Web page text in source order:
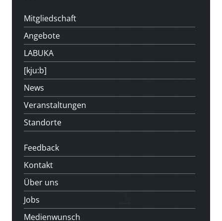
Mitgliedschaft
Angebote
LABUKA
[kju:b]
News
Veranstaltungen
Standorte
Feedback
Kontakt
Über uns
Jobs
Medienwunsch